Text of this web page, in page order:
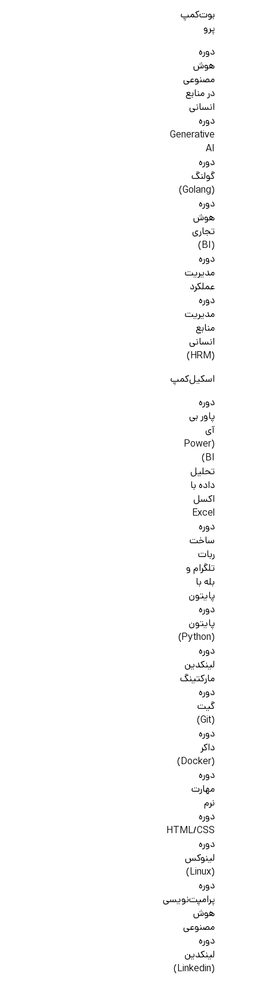
بوت‌کمپ
پرو
دوره
هوش
مصنوعی
در منابع
انسانی
دوره
Generative
AI
دوره
گولنگ
(Golang)
دوره
هوش
تجاری
(BI)
دوره
مدیریت
عملکرد
دوره
مدیریت
منابع
انسانی
(HRM)
اسکیل‌کمپ
دوره
پاور بی
آی
(Power
BI)
تحلیل
داده با
اکسل
Excel
دوره
ساخت
ربات
تلگرام و
بله با
پایتون
دوره
پایتون
(Python)
دوره
لینکدین
مارکتینگ
دوره
گیت
(Git)
دوره
داکر
(Docker)
دوره
مهارت
نرم
دوره
HTML/CSS
دوره
لینوکس
(Linux)
دوره
پرامپت‌نویسی
هوش
مصنوعی
دوره
لینکدین
(Linkedin)